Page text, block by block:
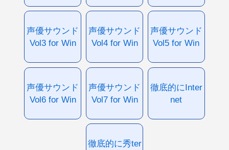
声優サウンド
Vol3 for Win
声優サウンド
Vol4 for Win
声優サウンド
Vol5 for Win
声優サウンド
Vol6 for Win
声優サウンド
Vol7 for Win
徹底的にInter
net
徹底的に秀ter